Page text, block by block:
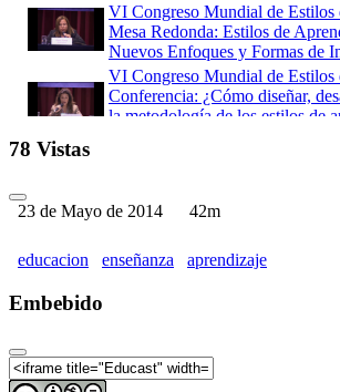
VI Congreso Mundial de Estilos
Mesa Redonda: Estilos de
Nuevos Enfoques y Formas de
VI Congreso Mundial de Estilos
Conferencia: ¿Cómo diseñar,
la metodología de los estilos de
Mesa Redonda: Medición de
78 Vistas
23 de Mayo de 2014 42m
educacion enseñanza aprendizaje
Embebido